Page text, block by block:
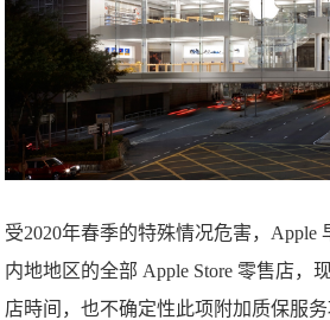
受2020年春季的特殊情况危害，Apple
内地地区的全部 Apple Store 零售店，
店時间，也不确定性此项附加质保服